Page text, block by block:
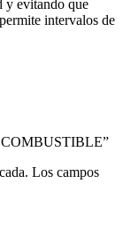
y evitando que
intervalos de
COMBUSTIBLE”
Los campos